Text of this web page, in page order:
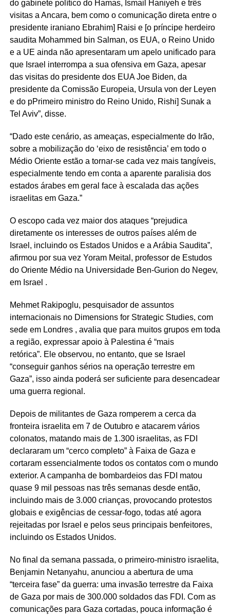
do gabinete político do Hamas, Ismail Haniyeh e três
visitas a Ancara, bem como o comunicação direta entre o
presidente iraniano Ebrahim] Raisi e [o príncipe herdeiro
saudita Mohammed bin Salman, os EUA, o Reino Unido
e a UE ainda não apresentaram um apelo unificado para
que Israel interrompa a sua ofensiva em Gaza, apesar
das visitas do presidente dos EUA Joe Biden, da
presidente da Comissão Europeia, Ursula von der Leyen
e do pPrimeiro ministro do Reino Unido, Rishi] Sunak a
Tel Aviv”, disse.
“Dado este cenário, as ameaças, especialmente do Irão,
sobre a mobilização do ‘eixo de resistência’ em todo o
Médio Oriente estão a tornar-se cada vez mais tangíveis,
especialmente tendo em conta a aparente paralisia dos
estados árabes em geral face à escalada das ações
israelitas em Gaza.”
O escopo cada vez maior dos ataques “prejudica
diretamente os interesses de outros países além de
Israel, incluindo os Estados Unidos e a Arábia Saudita”,
afirmou por sua vez Yoram Meital, professor de Estudos
do Oriente Médio na Universidade Ben-Gurion do Negev,
em Israel .
Mehmet Rakipoglu, pesquisador de assuntos
internacionais no Dimensions for Strategic Studies, com
sede em Londres , avalia que para muitos grupos em toda
a região, expressar apoio à Palestina é “mais
retórica”. Ele observou, no entanto, que se Israel
“conseguir ganhos sérios na operação terrestre em
Gaza”, isso ainda poderá ser suficiente para desencadear
uma guerra regional.
Depois de militantes de Gaza romperem a cerca da
fronteira israelita em 7 de Outubro e atacarem vários
colonatos, matando mais de 1.300 israelitas, as FDI
declararam um “cerco completo” à Faixa de Gaza e
cortaram essencialmente todos os contatos com o mundo
exterior. A campanha de bombardeios das FDI matou
quase 9 mil pessoas nas três semanas desde então,
incluindo mais de 3.000 crianças, provocando protestos
globais e exigências de cessar-fogo, todas até agora
rejeitadas por Israel e pelos seus principais benfeitores,
incluindo os Estados Unidos.
No final da semana passada, o primeiro-ministro israelita,
Benjamin Netanyahu, anunciou a abertura de uma
“terceira fase” da guerra: uma invasão terrestre da Faixa
de Gaza por mais de 300.000 soldados das FDI. Com as
comunicações para Gaza cortadas, pouca informação é